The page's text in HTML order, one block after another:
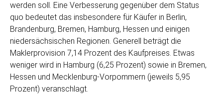
werden soll. Eine Verbesserung gegenüber dem Status
quo bedeutet das insbesondere für Käufer in Berlin,
Brandenburg, Bremen, Hamburg, Hessen und einigen
niedersächsischen Regionen. Generell beträgt die
Maklerprovision 7,14 Prozent des Kaufpreises. Etwas
weniger wird in Hamburg (6,25 Prozent) sowie in Bremen,
Hessen und Mecklenburg-Vorpommern (jeweils 5,95
Prozent) veranschlagt.